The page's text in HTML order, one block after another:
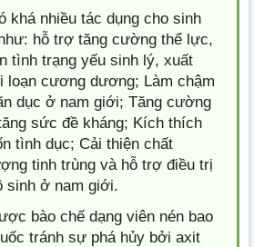
khá nhiều tác dụng cho sinh
hỗ trợ tăng cường thể lực,
tình trạng yếu sinh lý, xuất
loạn cương dương; Làm chậm
dục ở nam giới; Tăng cường
sức đề kháng; Kích thích
tình dục; Cải thiện chất
tinh trùng và hỗ trợ điều trị
sinh ở nam giới.
bào chế dạng viên nén bao
tránh sự phá hủy bởi axit